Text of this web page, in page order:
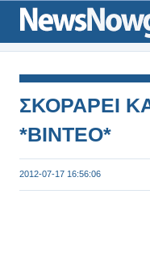
ΣΚΟΡΑΡΕΙ
*ΒΙΝΤΕΟ*
2012-07-17 16:56:06